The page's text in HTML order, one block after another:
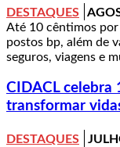
DESTAQUES
Até 10 cêntimos
postos bp, além de
seguros, viagens e
CIDACL celebra
transformar
DESTAQUES